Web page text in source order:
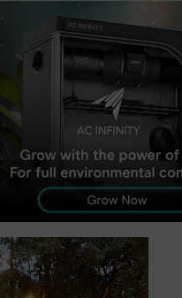
sienten que han
pero también
grupos para la
que primero
Catarina, que se
personal de
y las reubicaron en
realiza
(Injuve).
ha llegado a la
los papeles que han
han acosado.